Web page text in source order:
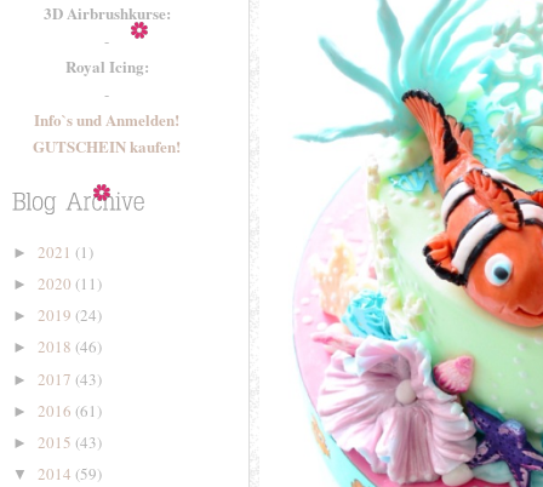
3D Airbrushkurse:
-
Royal Icing:
-
Info`s und Anmelden!
GUTSCHEIN kaufen!
► 2021 (1)
► 2020 (11)
► 2019 (24)
► 2018 (46)
► 2017 (43)
► 2016 (61)
► 2015 (43)
▼ 2014 (59)